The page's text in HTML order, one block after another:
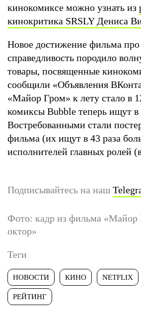
кинокомиксе можно узнать из
кинокритика SRSLY Дениса
Новое достижение фильма про
справедливость породило
товары, посвященные
сообщили «Объявления
«Майор Гром» к лету стало в
комиксы Bubble теперь ищут в
Востребованными стали
фильма (их ищут в 43 раза
исполнителей главных ролей
Подписывайтесь на наш
Фото: кадр из фильма
октор»
Теги
НОВОСТИ КИНО NETFLIX
РЕЙТИНГ